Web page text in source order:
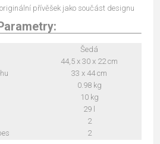
přívěšek jako součást designu
Šedá
44,5 x 30 x 22 cm
33 x 44 cm
0.98 kg
10 kg
29 l
2
2